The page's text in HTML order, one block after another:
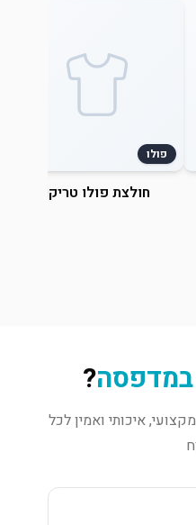
פולו
חולצת פולו טריקו
במדפסה?
איכותי ואמין לכל